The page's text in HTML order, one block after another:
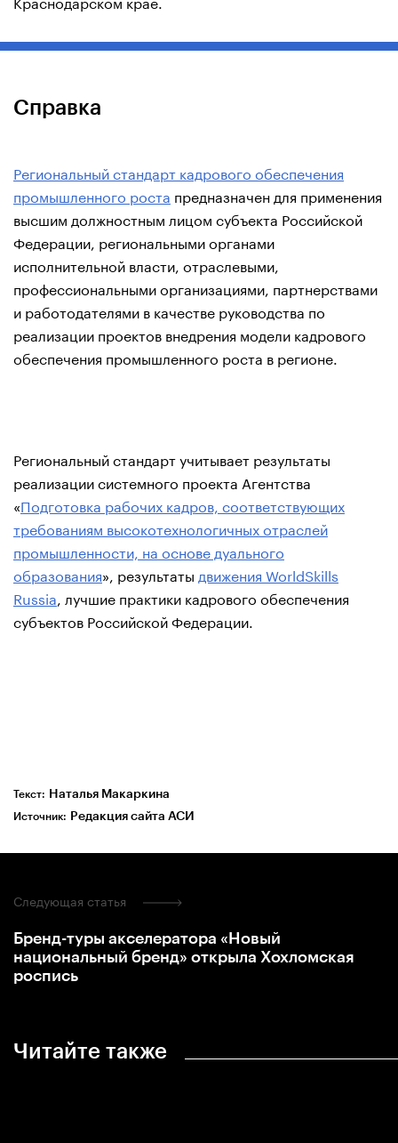
Справка
Региональный стандарт кадрового обеспечения
промышленного роста предназначен для применения
высшим должностным лицом субъекта Российской
Федерации, региональными органами
исполнительной власти, отраслевыми,
профессиональными организациями, партнерствами
и работодателями в качестве руководства по
реализации проектов внедрения модели кадрового
обеспечения промышленного роста в регионе.
Региональный стандарт учитывает результаты
реализации системного проекта Агентства
«Подготовка рабочих кадров, соответствующих
требованиям высокотехнологичных отраслей
промышленности, на основе дуального
образования», результаты движения WorldSkills
Russia , лучшие практики кадрового обеспечения
субъектов Российской Федерации.
Текст: Наталья Макаркина
Источник: Редакция сайта АСИ
Читайте также
Следующая статья
Бренд-туры акселератора «Новый
национальный бренд» открыла Хохломская
роспись